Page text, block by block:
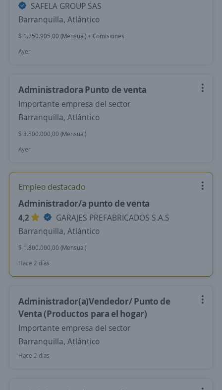
SAFELA GROUP SAS
Barranquilla, Atlántico
$ 1.750.905,00 (Mensual) + Comisiones
Ayer
Administradora Punto de venta
Importante empresa del sector
Barranquilla, Atlántico
$ 3.500.000,00 (Mensual)
Ayer
Empleo destacado
Administrador/a punto de venta
4,2
GARAJES PREFABRICADOS S.A.S
Barranquilla, Atlántico
$ 1.800.000,00 (Mensual)
Hace 2 días
Administrador(a)Vendedor/ Punto de
Venta (Productos para el hogar)
Importante empresa del sector
Barranquilla, Atlántico
Hace 2 días